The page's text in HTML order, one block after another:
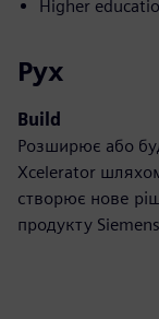
Higher
Рух
Build
Розширює або
Xcelerator
створює нове
продукту